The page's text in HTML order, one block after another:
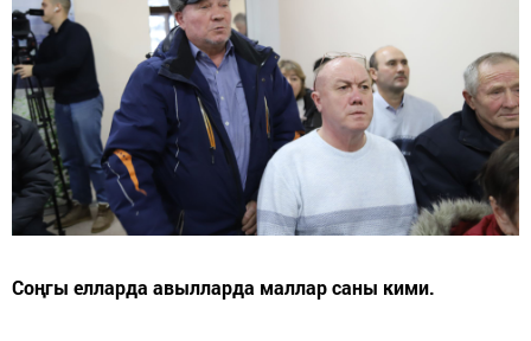
Соңгы елларда авылларда маллар саны кими.